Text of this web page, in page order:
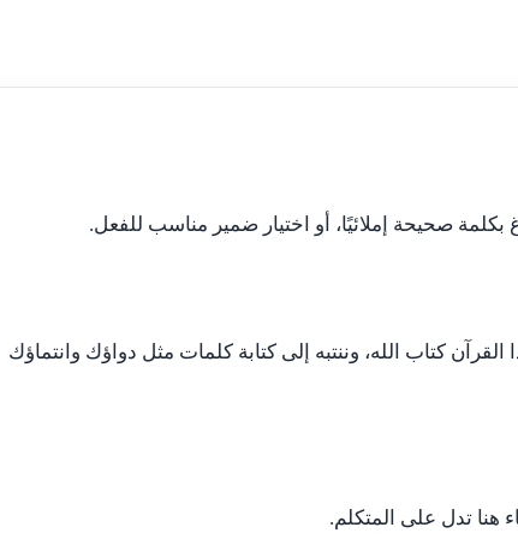
صحيحة إملائيًا، أو اختيار ضمير مناسب للفعل.
كتاب الله، وننتبه إلى كتابة كلمات مثل دواؤك وانتماؤك
هنا تدل على المتكلم.